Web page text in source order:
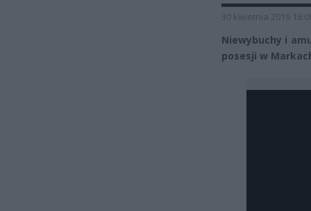
30 kwietnia 2019
Niewybuchy i
posesji w